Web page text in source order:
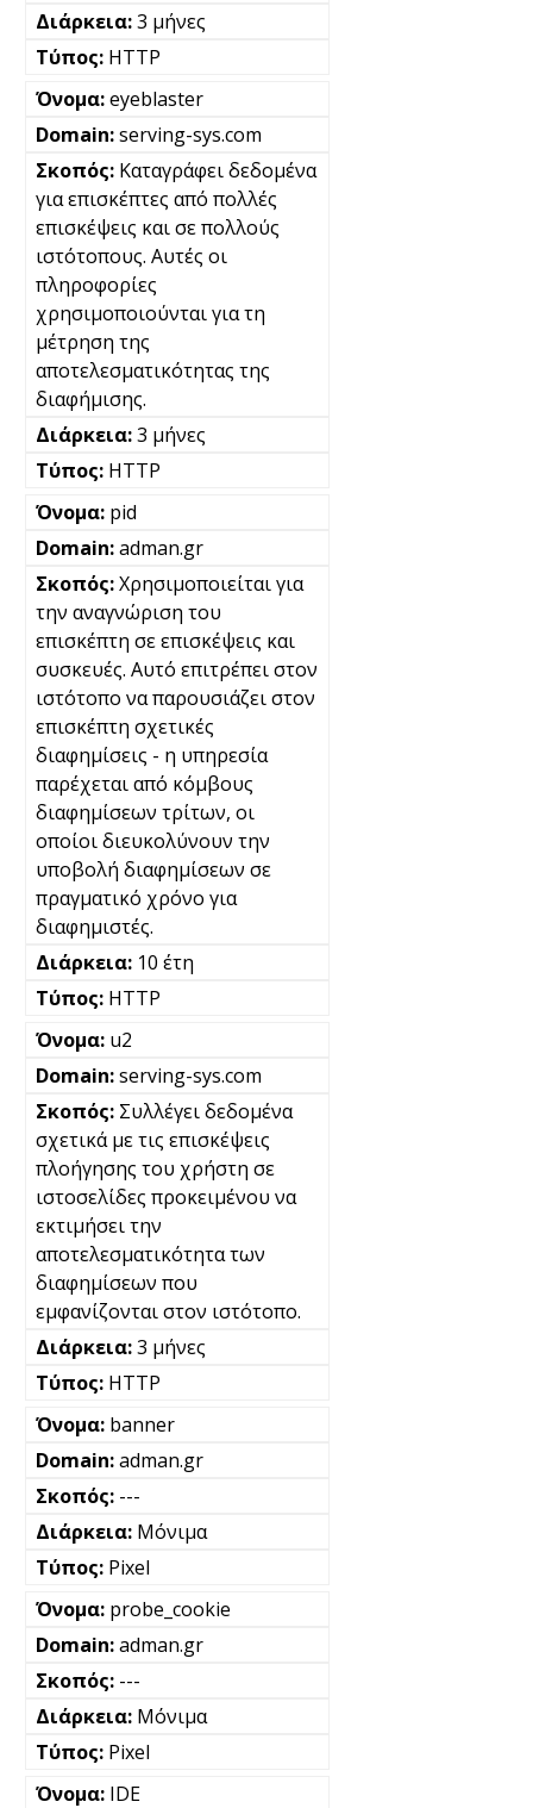
3 μήνες
HTTP
eyeblaster
serving-sys.com
Καταγράφει δεδομένα
για επισκέπτες από πολλές
επισκέψεις και σε πολλούς
ιστότοπους. Αυτές οι
πληροφορίες
χρησιμοποιούνται για τη
μέτρηση της
αποτελεσματικότητας της
διαφήμισης.
3 μήνες
HTTP
pid
adman.gr
Χρησιμοποιείται για
την αναγνώριση του
επισκέπτη σε επισκέψεις και
συσκευές. Αυτό επιτρέπει στον
ιστότοπο να παρουσιάζει στον
επισκέπτη σχετικές
διαφημίσεις - η υπηρεσία
παρέχεται από κόμβους
διαφημίσεων τρίτων, οι
οποίοι διευκολύνουν την
υποβολή διαφημίσεων σε
πραγματικό χρόνο για
διαφημιστές.
10 έτη
HTTP
u2
serving-sys.com
Συλλέγει δεδομένα
σχετικά με τις επισκέψεις
πλοήγησης του χρήστη σε
ιστοσελίδες προκειμένου να
εκτιμήσει την
αποτελεσματικότητα των
διαφημίσεων που
εμφανίζονται στον ιστότοπο.
3 μήνες
HTTP
banner
adman.gr
---
Μόνιμα
Pixel
probe_cookie
adman.gr
---
Μόνιμα
Pixel
IDE